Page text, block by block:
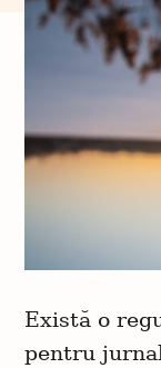
Există o
pentru